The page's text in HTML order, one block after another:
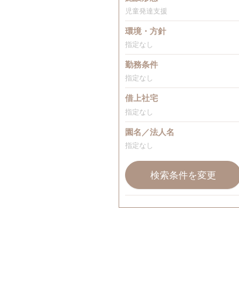
児童発達支援
環境・方針
指定なし
勤務条件
指定なし
借上社宅
指定なし
園名／法人名
指定なし
検索条件を変更